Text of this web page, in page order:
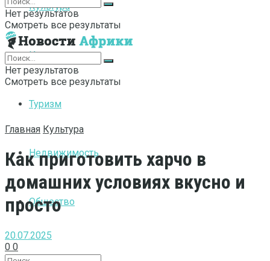
Культура
Интернет
Туризм
Недвижимость
Общество
Нет результатов
Смотреть все результаты
Нет результатов
Смотреть все результаты
Главная Культура
Как приготовить харчо в
домашних условиях вкусно и
просто
20.07.2025
0 0